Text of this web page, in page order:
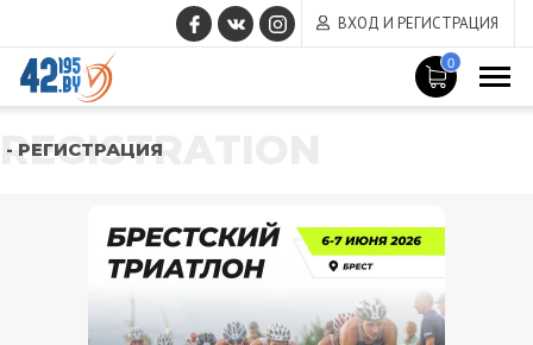
ВХОД И РЕГИСТРАЦИЯ
0
REGISTRATION
- РЕГИСТРАЦИЯ